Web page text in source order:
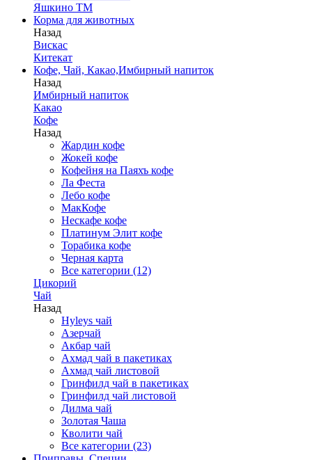
Яшкино ТМ
Корма для животных
Назад
Вискас
Китекат
Кофе, Чай, Какао,Имбирный напиток
Назад
Имбирный напиток
Какао
Кофе
Назад
Жардин кофе
Жокей кофе
Кофейня на Паяхъ кофе
Ла Феста
Лебо кофе
МакКофе
Нескафе кофе
Платинум Элит кофе
Торабика кофе
Черная карта
Все категории (12)
Цикорий
Чай
Назад
Hyleys чай
Азерчай
Акбар чай
Ахмад чай в пакетиках
Ахмад чай листовой
Гринфилд чай в пакетиках
Гринфилд чай листовой
Дилма чай
Золотая Чаша
Кволити чай
Все категории (23)